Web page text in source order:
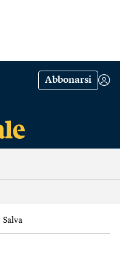
Abbonarsi